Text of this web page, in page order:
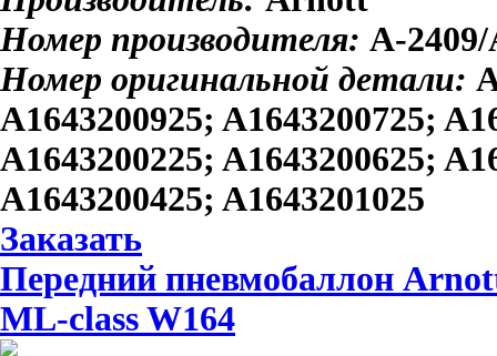
Номер производителя: A-
Номер оригинальной детали:
A1643200925; A1643200725;
A1643200225; A1643200625;
A1643200425; A1643201025
Заказать
Передний пневмобаллон
ML-class W164